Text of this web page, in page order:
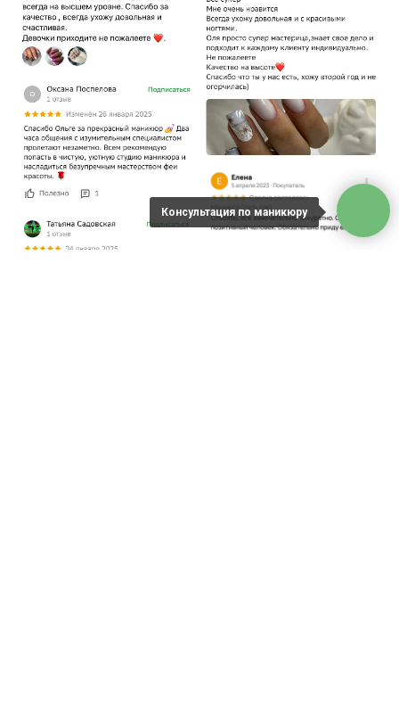
Консультация по маникюру